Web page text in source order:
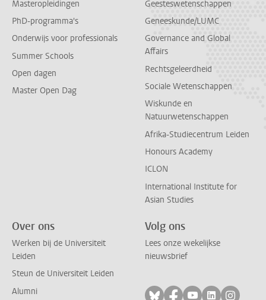
Masteropleidingen
PhD-programma's
Onderwijs voor professionals
Summer Schools
Open dagen
Master Open Dag
Geesteswetenschappen
Geneeskunde/LUMC
Governance and Global
Affairs
Rechtsgeleerdheid
Sociale Wetenschappen
Wiskunde en
Natuurwetenschappen
Afrika-Studiecentrum Leiden
Honours Academy
ICLON
International Institute for
Asian Studies
Over ons
Werken bij de Universiteit
Leiden
Steun de Universiteit Leiden
Alumni
Volg ons
Lees onze wekelijkse
nieuwsbrief
Volg ons op bluesky
Volg ons op
Volg ons op
Volg ons
Volg